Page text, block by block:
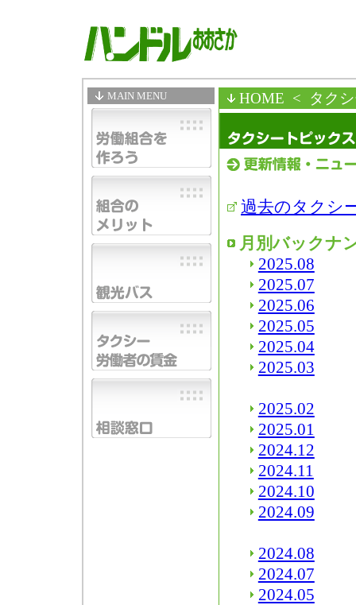
MAIN MENU HOME < タク
過去のタクシ
月別バックナ
2025.08
2025.07
2025.06
2025.05
2025.04
2025.03
2025.02
2025.01
2024.12
2024.11
2024.10
2024.09
2024.08
2024.07
2024.05